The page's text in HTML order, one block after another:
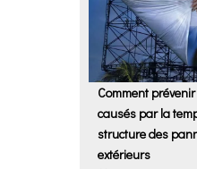
Comment
causés par la
structure des
extérieurs